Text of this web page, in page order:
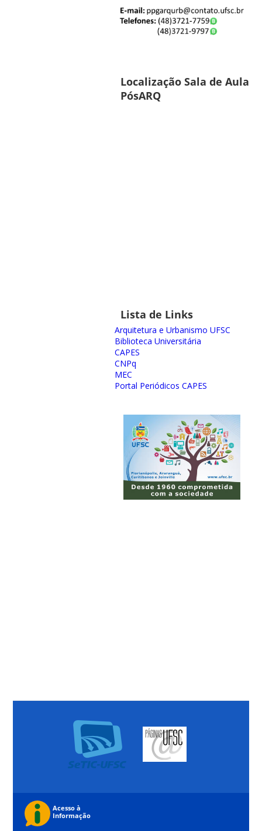
Localização Sala de Aula
PósARQ
Lista de Links
Arquitetura e Urbanismo UFSC
Biblioteca Universitária
CAPES
CNPq
MEC
Portal Periódicos CAPES